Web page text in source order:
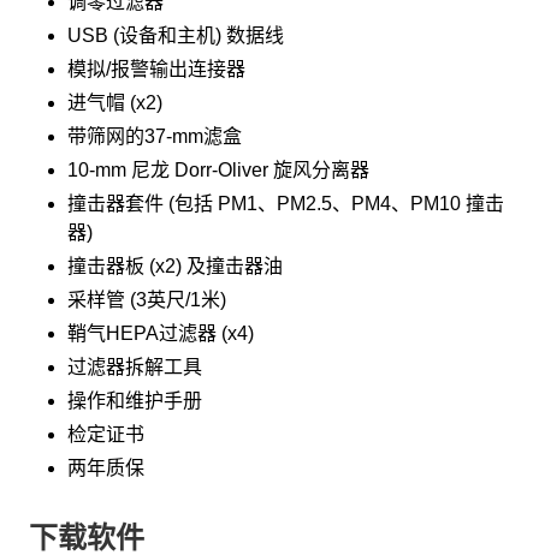
USB (设备和主机) 数据线
模拟/报警输出连接器
进气帽 (x2)
带筛网的37-mm滤盒
10-mm 尼龙 Dorr-Oliver 旋风分离器
撞击器套件 (包括 PM1、PM2.5、PM4、PM10 撞击
器)
撞击器板 (x2) 及撞击器油
采样管 (3英尺/1米)
鞘气HEPA过滤器 (x4)
过滤器拆解工具
操作和维护手册
检定证书
两年质保
下载软件